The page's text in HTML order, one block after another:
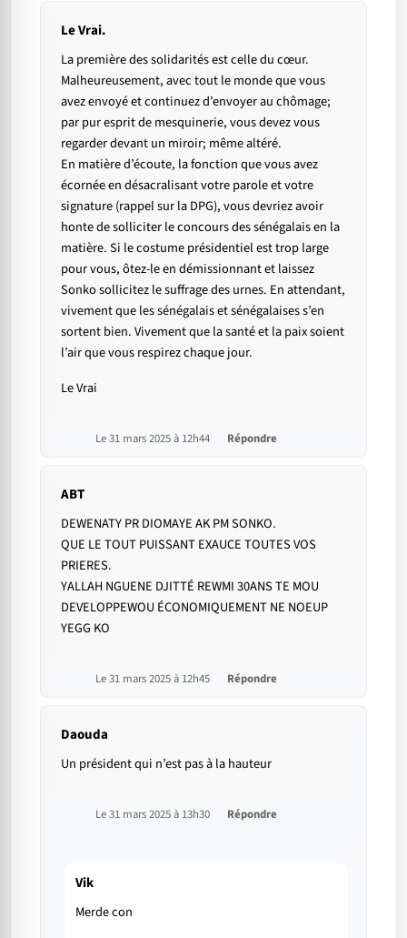
Le Vrai.
La première des solidarités est celle du cœur.
Malheureusement, avec tout le monde que vous
avez envoyé et continuez d’envoyer au chômage;
par pur esprit de mesquinerie, vous devez vous
regarder devant un miroir; même altéré.
En matière d’écoute, la fonction que vous avez
écornée en désacralisant votre parole et votre
signature (rappel sur la DPG), vous devriez avoir
honte de solliciter le concours des sénégalais en la
matière. Si le costume présidentiel est trop large
pour vous, ôtez-le en démissionnant et laissez
Sonko sollicitez le suffrage des urnes. En attendant,
vivement que les sénégalais et sénégalaises s’en
sortent bien. Vivement que la santé et la paix soient
l’air que vous respirez chaque jour.
Le Vrai
Le 31 mars 2025 à 12h44 Répondre
ABT
DEWENATY PR DIOMAYE AK PM SONKO.
QUE LE TOUT PUISSANT EXAUCE TOUTES VOS
PRIERES.
YALLAH NGUENE DJITTÉ REWMI 30ANS TE MOU
DEVELOPPEWOU ÉCONOMIQUEMENT NE NOEUP
YEGG KO
Le 31 mars 2025 à 12h45 Répondre
Daouda
Un président qui n’est pas à la hauteur
Le 31 mars 2025 à 13h30 Répondre
Vik
Merde con